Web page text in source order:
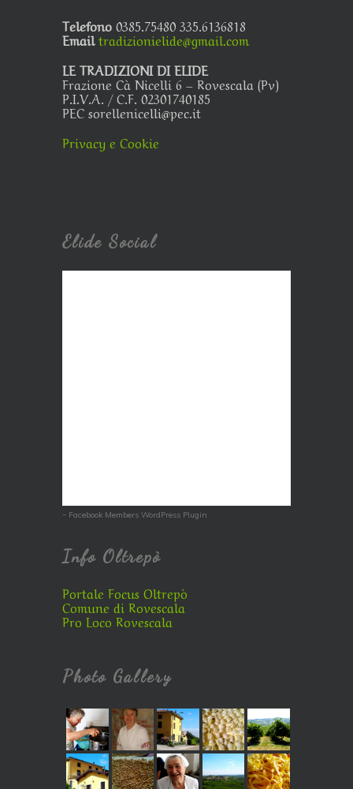
Telefono 0385.75480 335.6136818
Email tradizionielide@gmail.com
LE TRADIZIONI DI ELIDE
Frazione Cà Nicelli 6 – Rovescala (Pv)
P.I.V.A. / C.F. 02301740185
PEC sorellenicelli@pec.it
Privacy e Cookie
Elide Social
- Facebook Members WordPress Plugin
Info Oltrepò
Portale Focus Oltrepò
Comune di Rovescala
Pro Loco Rovescala
Photo Gallery